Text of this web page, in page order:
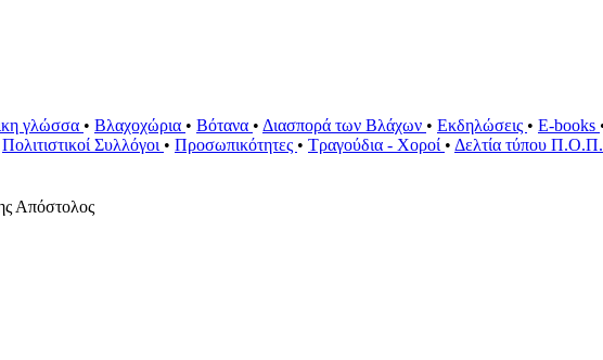
γλώσσα • Βλαχοχώρια • Βότανα • Διασπορά των Βλάχων • Εκδηλώσεις • E-books
Πολιτιστικοί Συλλόγοι • Προσωπικότητες • Τραγούδια - Χοροί • Δελτία τύπου
Απόστολος